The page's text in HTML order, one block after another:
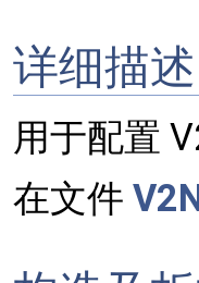
详细描述
用于配置
在文件